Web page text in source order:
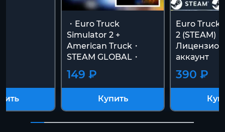
・Euro Truck
Simulator 2 +
American Truck・
STEAM GLOBAL・
149 ₽
Купить
Euro Truck
2 (STEAM)
аккаунт
390 ₽